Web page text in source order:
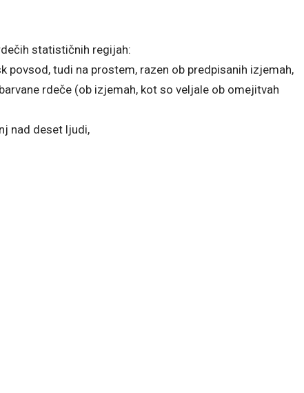
statističnih regijah:
povsod, tudi na prostem, razen ob predpisanih izjemah,
rdeče (ob izjemah, kot so veljale ob omejitvah
nad deset ljudi,